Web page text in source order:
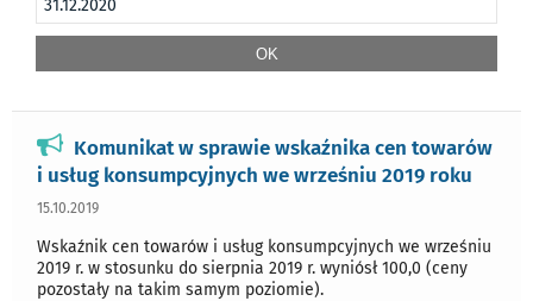
Komunikat w sprawie wskaźnika cen towarów
i usług konsumpcyjnych we wrześniu 2019 roku
15.10.2019
Wskaźnik cen towarów i usług konsumpcyjnych we wrześniu
2019 r. w stosunku do sierpnia 2019 r. wyniósł 100,0 (ceny
pozostały na takim samym poziomie).